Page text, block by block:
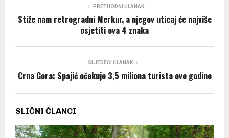
PRETHODNI ČLANAK
Stiže nam retrogradni Merkur, a njegov uticaj će najviše
osjetiti ova 4 znaka
SLJEDEĆI ČLANAK
Crna Gora: Spajić očekuje 3,5 miliona turista ove godine
SLIČNI ČLANCI